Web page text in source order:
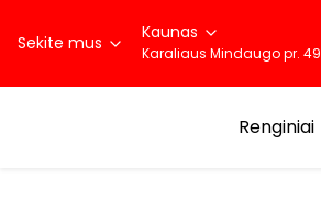
Sekite mus Kaunas
Karaliaus Mindaugo pr. 49
Renginiai